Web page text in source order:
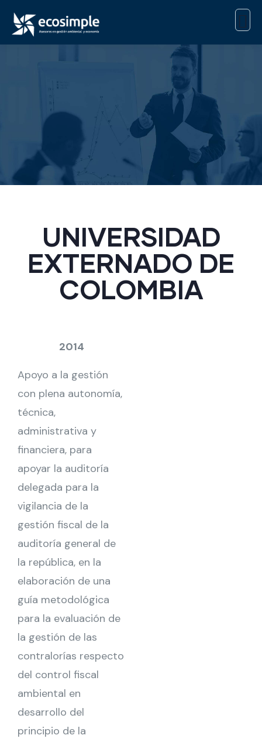
UNIVERSIDAD
EXTERNADO DE
COLOMBIA
2014
Apoyo a la gestión
con plena autonomía,
técnica,
administrativa y
financiera, para
apoyar la auditoría
delegada para la
vigilancia de la
gestión fiscal de la
auditoría general de
la república, en la
elaboración de una
guía metodológica
para la evaluación de
la gestión de las
contralorías respecto
del control fiscal
ambiental en
desarrollo del
principio de la